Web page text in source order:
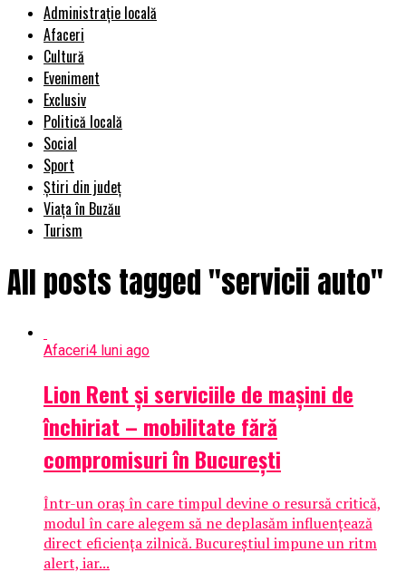
Administrație locală
Afaceri
Cultură
Eveniment
Exclusiv
Politică locală
Social
Sport
Știri din județ
Viața în Buzău
Turism
All posts tagged "servicii auto"
Afaceri4 luni ago
Lion Rent și serviciile de mașini de
închiriat – mobilitate fără
compromisuri în București
Într-un oraș în care timpul devine o resursă critică,
modul în care alegem să ne deplasăm influențează
direct eficiența zilnică. Bucureștiul impune un ritm
alert, iar...